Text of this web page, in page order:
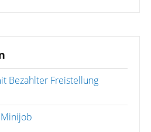
Bezahlter Freistellung